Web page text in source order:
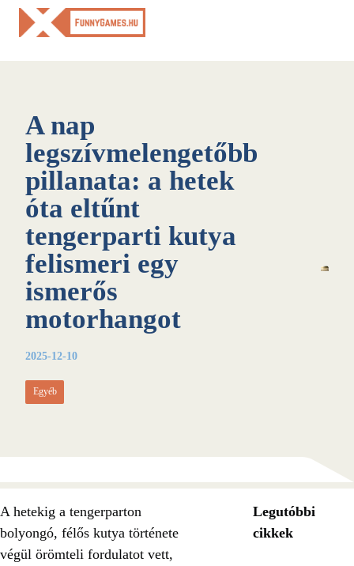
Skip
A nap
legszívmelengetőbb
pillanata: a hetek
óta eltűnt
tengerparti kutya
felismeri egy
ismerős
motorhangot
2025-12-10
Egyéb
A hetekig a tengerparton
bolyongó, félős kutya története
végül örömteli fordulatot vett,
Legutóbbi
cikkek